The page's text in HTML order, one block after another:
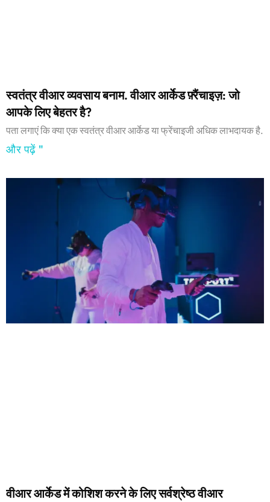
स्वतंत्र वीआर व्यवसाय बनाम. वीआर आर्केड फ़्रैंचाइज़: जो
आपके लिए बेहतर है?
पता लगाएं कि क्या एक स्वतंत्र वीआर आर्केड या फ्रेंचाइजी अधिक लाभदायक है.
और पढ़ें "
वीआर आर्केड में कोशिश करने के लिए सर्वश्रेष्ठ वीआर